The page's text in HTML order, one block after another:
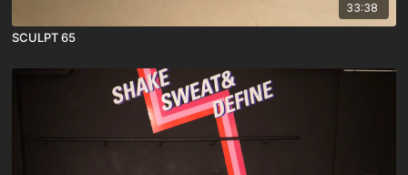
33:38
SCULPT 65